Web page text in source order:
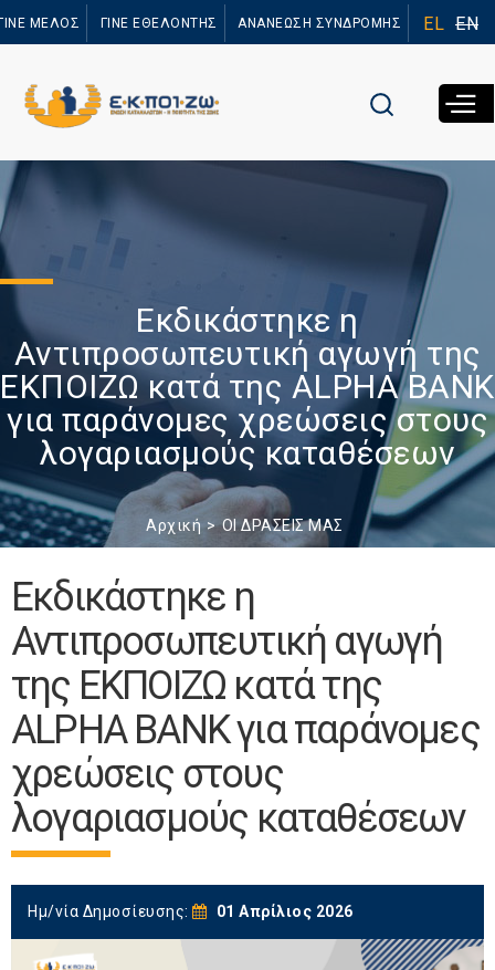
προς το
ΜΕΛΟΣ ΓΙΝΕ ΕΘΕΛΟΝΤΗΣ ΑΝΑΝΕΩΣΗ ΣΥΝΔΡΟΜΗΣ EL EN
Εκδικάστηκε η
Αντιπροσωπευτική αγωγή της
ΕΚΠΟΙΖΩ κατά της ALPHA BANK
για παράνομες χρεώσεις στους
λογαριασμούς καταθέσεων
Αρχική ΟΙ ΔΡΑΣΕΙΣ ΜΑΣ
Εκδικάστηκε η
Αντιπροσωπευτική αγωγή
της ΕΚΠΟΙΖΩ κατά της
ALPHA BANK για παράνομες
χρεώσεις στους
λογαριασμούς καταθέσεων
Ημ/νία Δημοσίευσης: 01 Απρίλιος 2026